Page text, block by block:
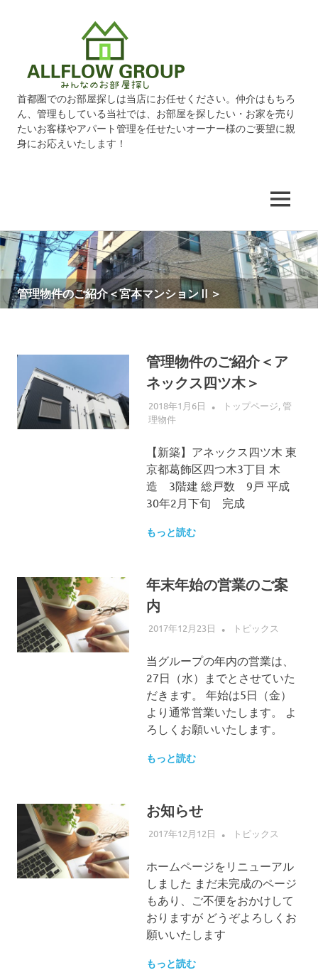
コ
ン
テ
ン
ツ
ル
フ
グ
ル
ー
首都圏でのお部屋探しは当店にお任せください。仲介はもちろ
ん、管理もしている当社では、お部屋を探したい・お家を売り
たいお客様やアパート管理を任せたいオーナー様のご要望に親
身にお応えいたします！
MENU
ALLFLOW GROUP～みんなのお部屋探し～
管理物件のご紹介＜宮本マンションⅡ＞
管理物件のご紹介＜アネックス与野＞
管理物件のご紹介＜アネックス綾瀬＞
管理物件のご紹介＜シャンサール船堀＞
管理物件のご紹介＜マーガレットクラブハウス＞
管理物件のご紹介＜セフィーロ＞
管理物件のご紹介＜アネックス四ツ木＞
管理物件のご紹介＜アネックス船堀＞
管理物件のご紹介＜コーポシルフィ＞
管理物件のご紹介＜メゾン・ミヤモト＞
管理物件のご紹介＜グリンゲイブルスの家＞
管理物件のご紹介＜ア
ネックス四ツ木＞
2018年1月6日 ALLFLOW
トップページ,管
理物件
【新築】アネックス四ツ木 東
京都葛飾区四つ木3丁目 木
造 3階建 総戸数 9戸 平成
30年2月下旬 完成
もっと読む
年末年始の営業のご案
内
2017年12月23日 ALLFLOW
トピックス
当グループの年内の営業は、
27日（水）までとさせていた
だきます。 年始は5日（金）
より通常営業いたします。 よ
ろしくお願いいたします。
もっと読む
お知らせ
2017年12月12日 ALLFLOW
トピックス
ホームページをリニューアル
しました まだ未完成のページ
もあり、ご不便をおかけして
おりますが どうぞよろしくお
願いいたします
もっと読む